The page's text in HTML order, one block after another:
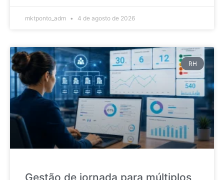
mktponto_adm 4 de agosto de 2026
RH
Gestão de jornada para múltiplos